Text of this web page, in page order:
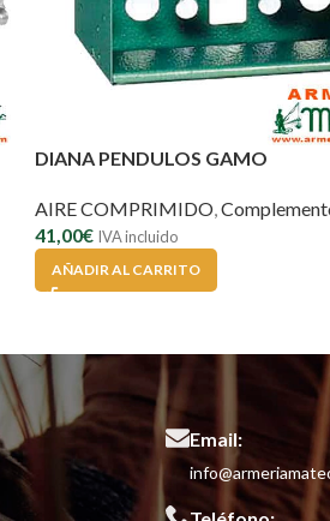
DIANA PENDULOS GAMO
AIRE COMPRIMIDO
41,00€ IVA incluido
AÑADIR AL CARRITO
Email: